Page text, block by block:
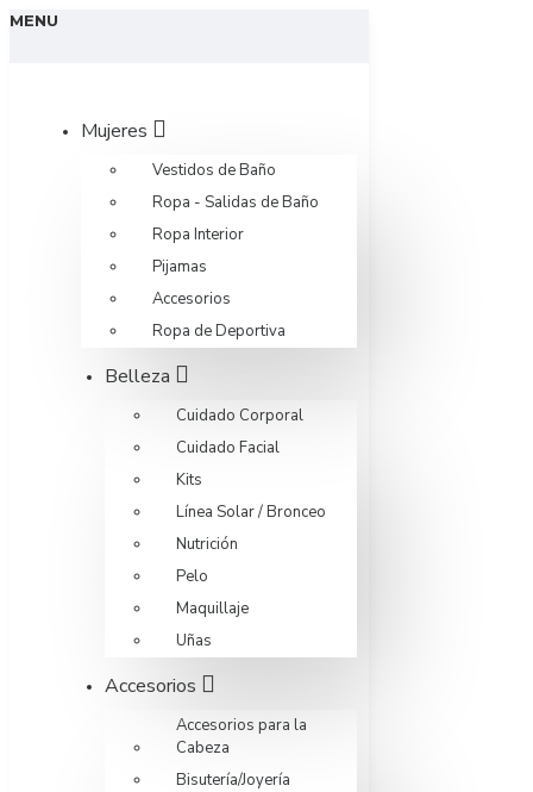
MENU
Mujeres
Vestidos de Baño
Ropa - Salidas de Baño
Ropa Interior
Pijamas
Accesorios
Ropa de Deportiva
Belleza
Cuidado Corporal
Cuidado Facial
Kits
Línea Solar / Bronceo
Nutrición
Pelo
Maquillaje
Uñas
Accesorios
Accesorios para la
Cabeza
Bisutería/Joyería